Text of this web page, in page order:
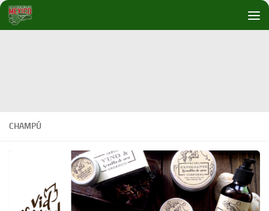
Debajo del contenido
CHAMPÚ